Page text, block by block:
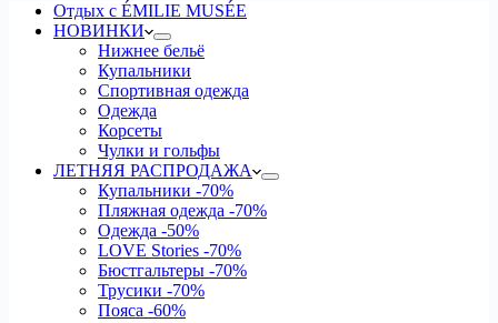
Отдых с ÉMILIE MUSÉE
НОВИНКИ
Нижнее бельё
Купальники
Спортивная одежда
Одежда
Корсеты
Чулки и гольфы
ЛЕТНЯЯ РАСПРОДАЖА
Купальники -70%
Пляжная одежда -70%
Одежда -50%
LOVE Stories -70%
Бюстгальтеры -70%
Трусики -70%
Пояса -60%